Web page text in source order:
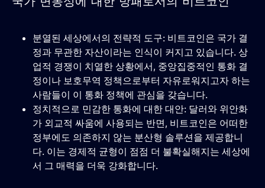
분열된 세상에서의 전략적 도구: 비트코인은 국가 결
정과 무관한 자산이라는 인식이 커지고 있습니다. 상
업적 경쟁이 치열한 상황에서, 중앙집중적인 통화 결
정이나 보호무역 정책으로부터 자유로워지고자 하는
사람들이 이 통화 정책에 관심을 갖습니다.
정치적으로 민감한 통화에 대한 대안: 달러와 위안화
가 외교적 싸움에 사용되는 반면, 비트코인은 어떠한
정부에도 의존하지 않는 분산형 솔루션을 제공합니
다. 이는 경제적 균형이 점점 더 불확실해지는 세상에
서 그 매력을 더욱 강화합니다.